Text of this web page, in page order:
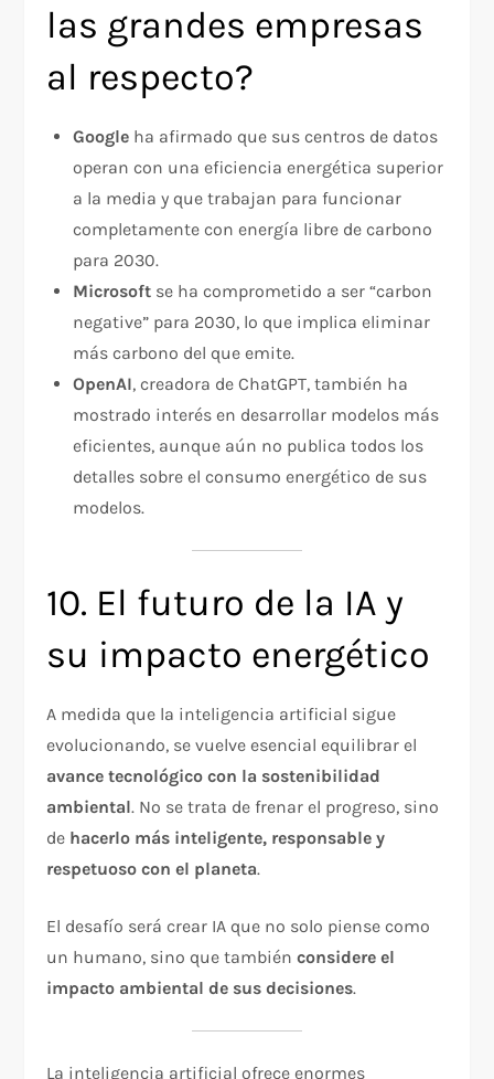
las grandes empresas
al respecto?
Google ha afirmado que sus centros de datos
operan con una eficiencia energética superior
a la media y que trabajan para funcionar
completamente con energía libre de carbono
para 2030.
Microsoft se ha comprometido a ser “carbon
negative” para 2030, lo que implica eliminar
más carbono del que emite.
OpenAI, creadora de ChatGPT, también ha
mostrado interés en desarrollar modelos más
eficientes, aunque aún no publica todos los
detalles sobre el consumo energético de sus
modelos.
10. El futuro de la IA y
su impacto energético
A medida que la inteligencia artificial sigue
evolucionando, se vuelve esencial equilibrar el
avance tecnológico con la sostenibilidad
ambiental. No se trata de frenar el progreso, sino
de hacerlo más inteligente, responsable y
respetuoso con el planeta.
El desafío será crear IA que no solo piense como
un humano, sino que tambiénconsidere el
impacto ambiental de sus decisiones.
La inteligencia artificial ofrece enormes